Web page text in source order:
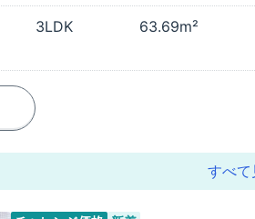
3LDK
63.69m²
すべて